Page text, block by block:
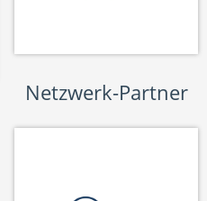
Netzwerk-Partner